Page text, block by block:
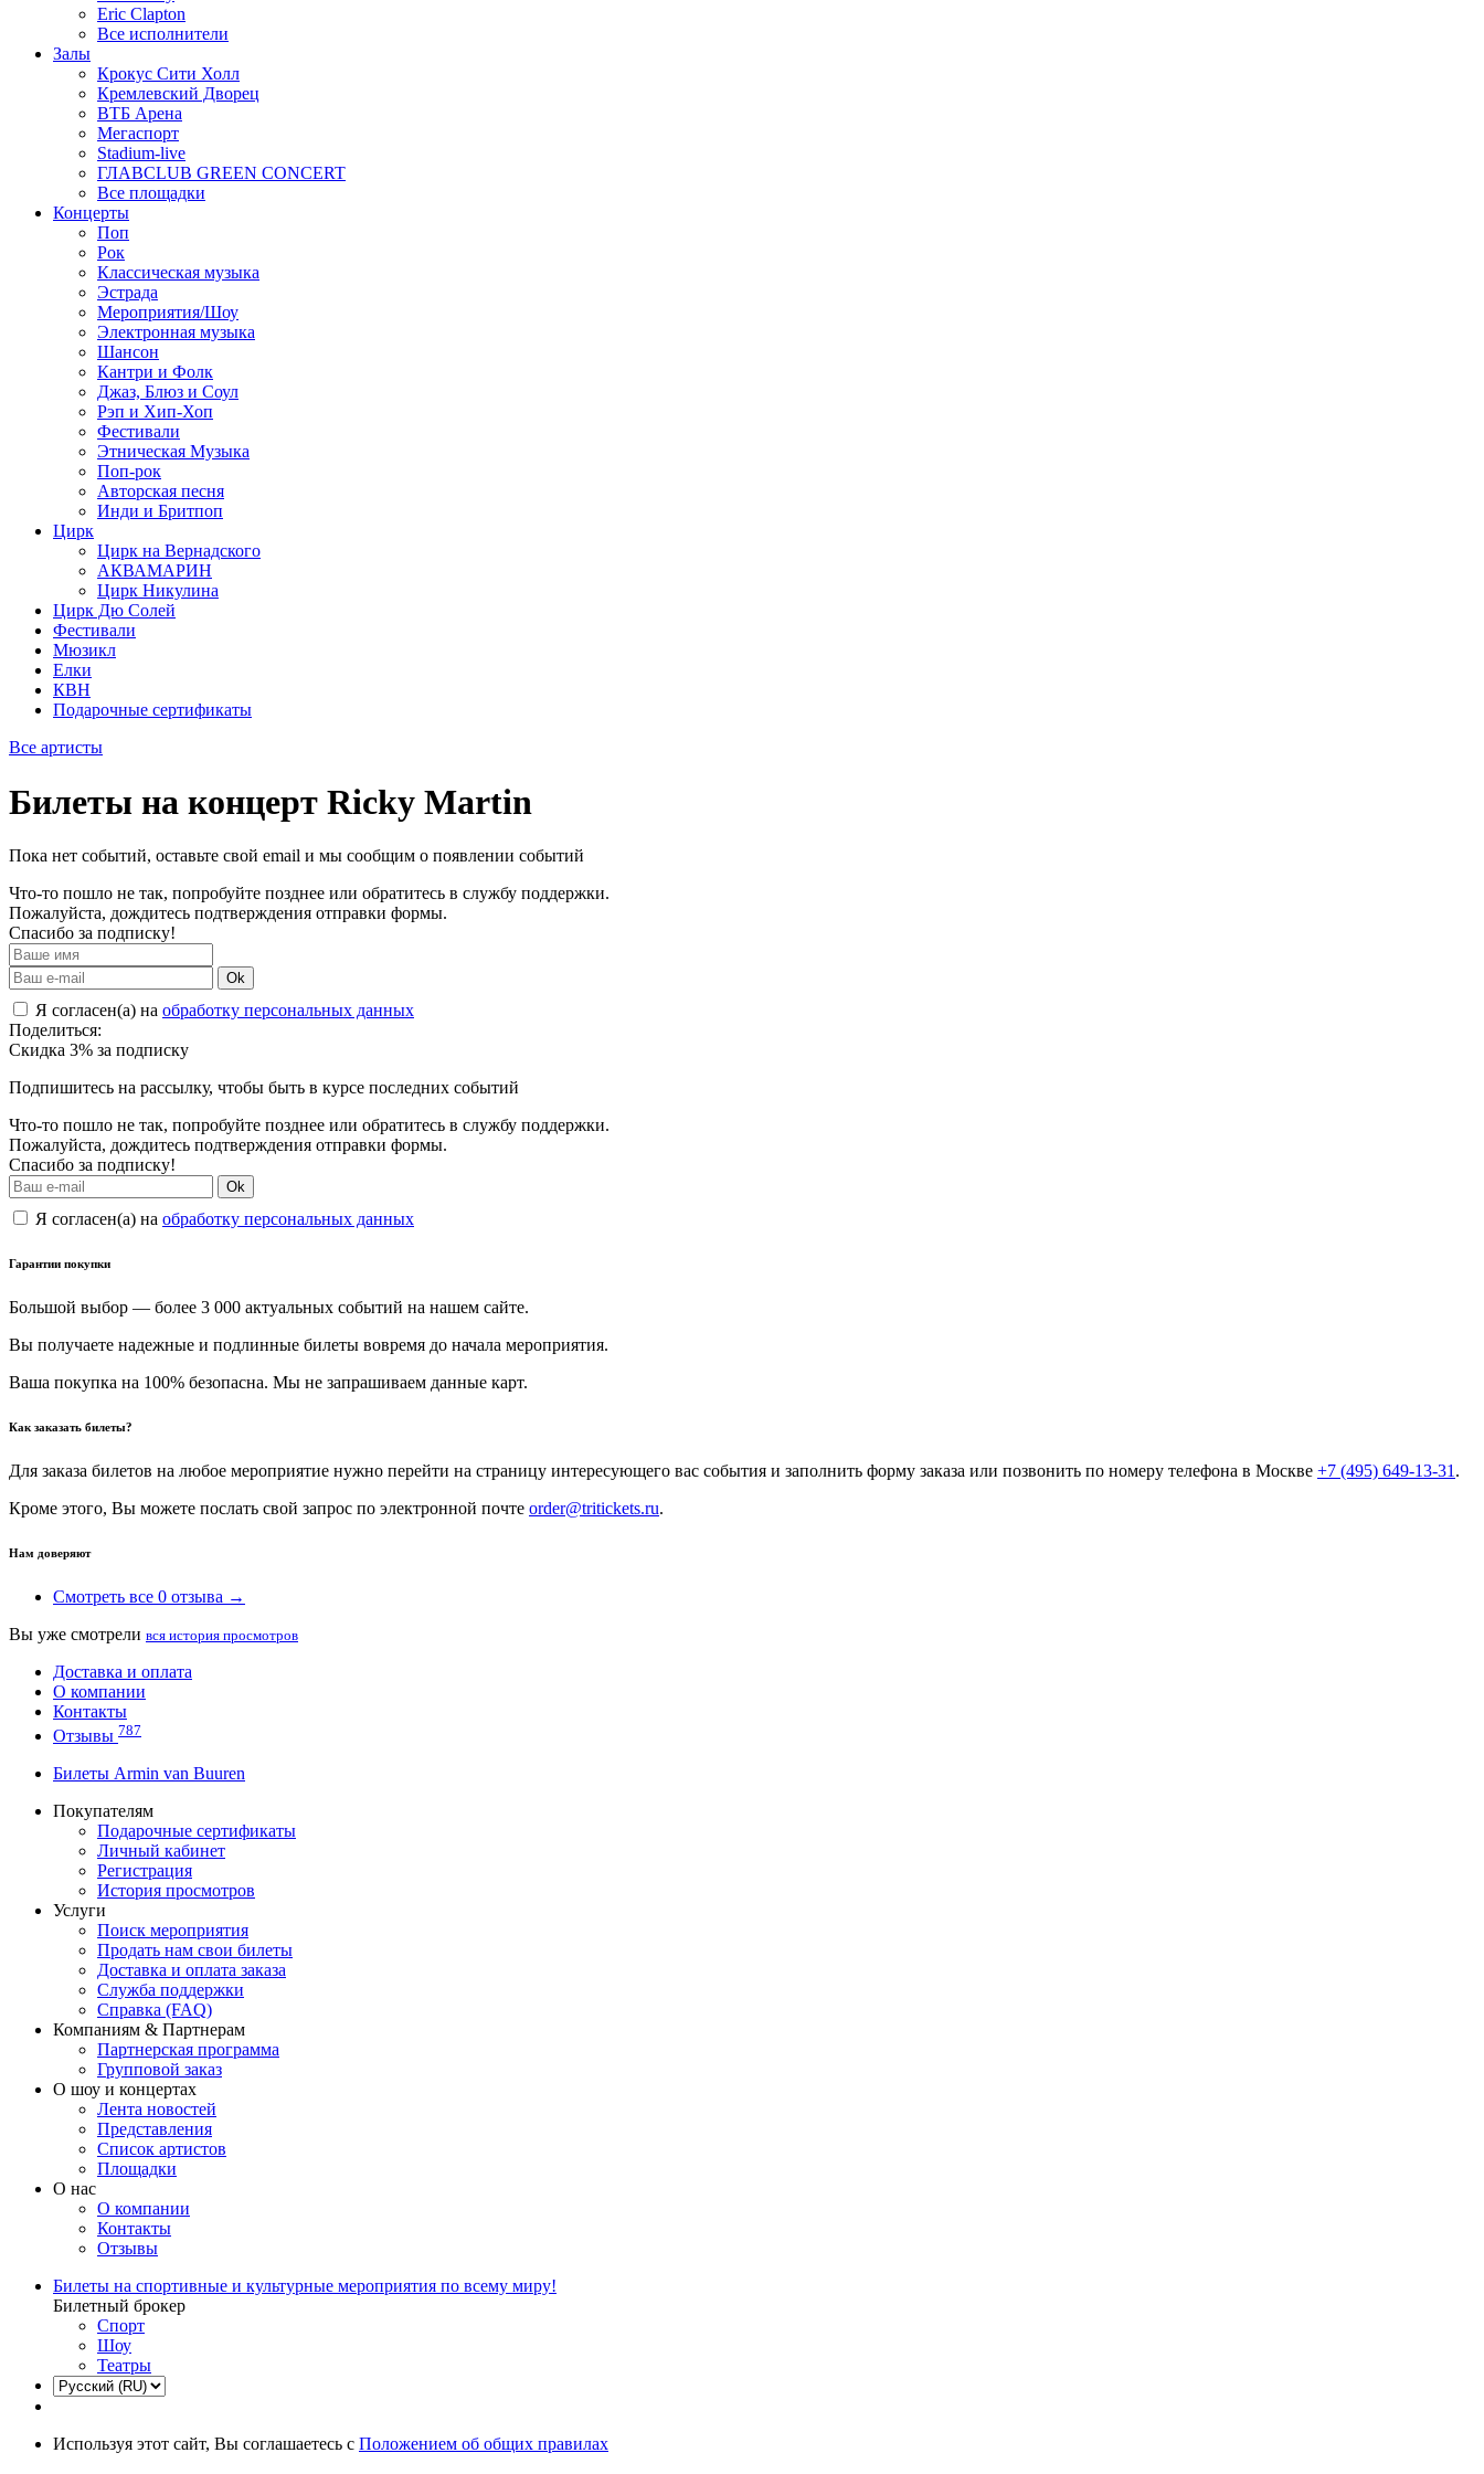
Eric Clapton
Все исполнители
Залы
Крокус Сити Холл
Кремлевский Дворец
ВТБ Арена
Мегаспорт
Stadium-live
ГЛАВCLUB GREEN CONCERT
Все площадки
Концерты
Поп
Рок
Классическая музыка
Эстрада
Мероприятия/Шоу
Электронная музыка
Шансон
Кантри и Фолк
Джаз, Блюз и Соул
Рэп и Хип-Хоп
Фестивали
Этническая Музыка
Поп-рок
Авторская песня
Инди и Бритпоп
Цирк
Цирк на Вернадского
АКВАМАРИН
Цирк Никулина
Цирк Дю Солей
Фестивали
Мюзикл
Елки
КВН
Подарочные сертификаты
Все артисты
Билеты на концерт Ricky Martin
Пока нет событий, оставьте свой email и мы сообщим о появлении событий
Что-то пошло не так, попробуйте позднее или обратитесь в службу поддержки.
Пожалуйста, дождитесь подтверждения отправки формы.
Спасибо за подписку!
Ok
Я согласен(а) на обработку персональных данных
Поделиться:
Скидка 3% за подписку
Подпишитесь на рассылку, чтобы быть в курсе последних событий
Что-то пошло не так, попробуйте позднее или обратитесь в службу поддержки.
Пожалуйста, дождитесь подтверждения отправки формы.
Спасибо за подписку!
Ok
Я согласен(а) на обработку персональных данных
Гарантии покупки
Большой выбор — более 3 000 актуальных событий на нашем сайте.
Вы получаете надежные и подлинные билеты вовремя до начала мероприятия.
Ваша покупка на 100% безопасна. Мы не запрашиваем данные карт.
Как заказать билеты?
Для заказа билетов на любое мероприятие нужно перейти на страницу интересующего вас события и заполнить форму заказа или позвонить по номеру телефона в Москве +7 (495) 649-13-31 .
Кроме этого, Вы можете послать свой запрос по электронной почте order@tritickets.ru.
Нам доверяют
Смотреть все 0 отзыва →
Вы уже смотрели вся история просмотров
Доставка и оплата
О компании
Контакты
Отзывы 787
Билеты Armin van Buuren
Покупателям
Подарочные сертификаты
Личный кабинет
Регистрация
История просмотров
Услуги
Поиск мероприятия
Продать нам свои билеты
Доставка и оплата заказа
Служба поддержки
Справка (FAQ)
Компаниям & Партнерам
Партнерская программа
Групповой заказ
О шоу и концертах
Лента новостей
Представления
Список артистов
Площадки
О нас
О компании
Контакты
Отзывы
Билеты на спортивные и культурные мероприятия по всему миру!
Билетный брокер
Спорт
Шоу
Театры
Используя этот сайт, Вы соглашаетесь с Положением об общих правилах